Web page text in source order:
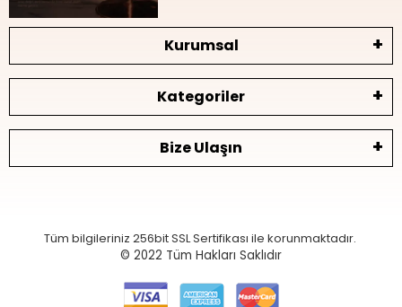
Kurumsal
Kategoriler
Bize Ulaşın
Tüm bilgileriniz 256bit SSL Sertifikası ile korunmaktadır.
© 2022 Tüm Hakları Saklıdır